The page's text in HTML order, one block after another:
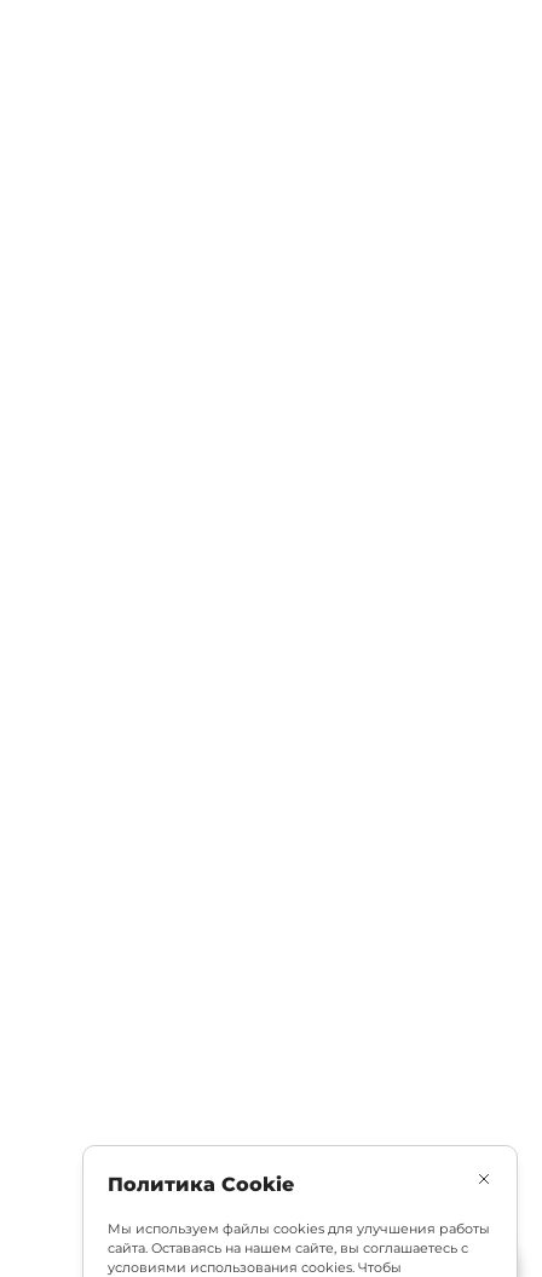
Политика Cookie
Мы используем файлы cookies для улучшения работы
сайта. Оставаясь на нашем сайте, вы соглашаетесь с
условиями использования cookies. Чтобы